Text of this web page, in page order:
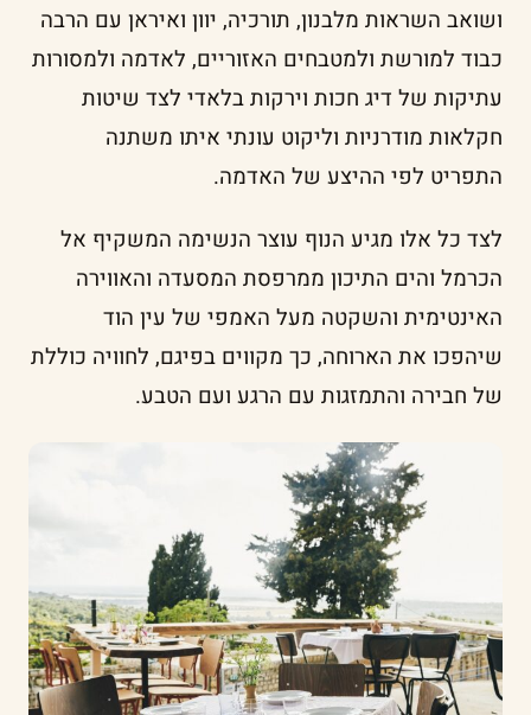
ושואב השראות מלבנון, תורכיה, יוון ואיראן עם הרבה
כבוד למורשת ולמטבחים האזוריים, לאדמה ולמסורות
עתיקות של דיג חכות וירקות בלאדי לצד שיטות
חקלאות מודרניות וליקוט עונתי איתו משתנה
התפריט לפי ההיצע של האדמה.
לצד כל אלו מגיע הנוף עוצר הנשימה המשקיף אל
הכרמל והים התיכון ממרפסת המסעדה והאווירה
האינטימית והשקטה מעל האמפי של עין הוד
שיהפכו את הארוחה, כך מקווים בפיגם, לחוויה כוללת
של חבירה והתמזגות עם הרגע ועם הטבע.